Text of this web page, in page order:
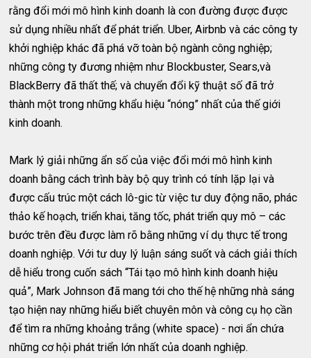
rằng đổi mới mô hình kinh doanh là con đường được được
sử dụng nhiều nhất để phát triển. Uber, Airbnb và các công ty
khởi nghiệp khác đã phá vỡ toàn bộ ngành công nghiệp;
những công ty đương nhiệm như Blockbuster, Sears,và
BlackBerry đã thất thế; và chuyển đổi kỹ thuật số đã trở
thành một trong những khẩu hiệu “nóng” nhất của thế giới
kinh doanh.
Mark lý giải những ẩn số của việc đổi mới mô hình kinh
doanh bằng cách trình bày bộ quy trình có tính lặp lại và
được cấu trúc một cách lô-gic từ việc tư duy động não, phác
thảo kế hoạch, triển khai, tăng tốc, phát triển quy mô – các
bước trên đều được làm rõ bằng những ví dụ thực tế trong
doanh nghiệp. Với tư duy lý luận sáng suốt và cách giải thích
dễ hiểu trong cuốn sách “Tái tạo mô hình kinh doanh hiệu
quả”, Mark Johnson đã mang tới cho thế hệ những nhà sáng
tạo hiện nay những hiểu biết chuyên môn và công cụ họ cần
để tìm ra những khoảng trắng (white space) - nơi ẩn chứa
những cơ hội phát triển lớn nhất của doanh nghiệp.